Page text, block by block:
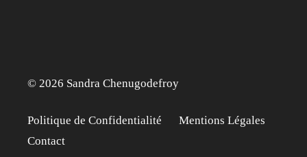
© 2026 Sandra Chenugodefroy
Politique de Confidentialité
Mentions Légales
Contact